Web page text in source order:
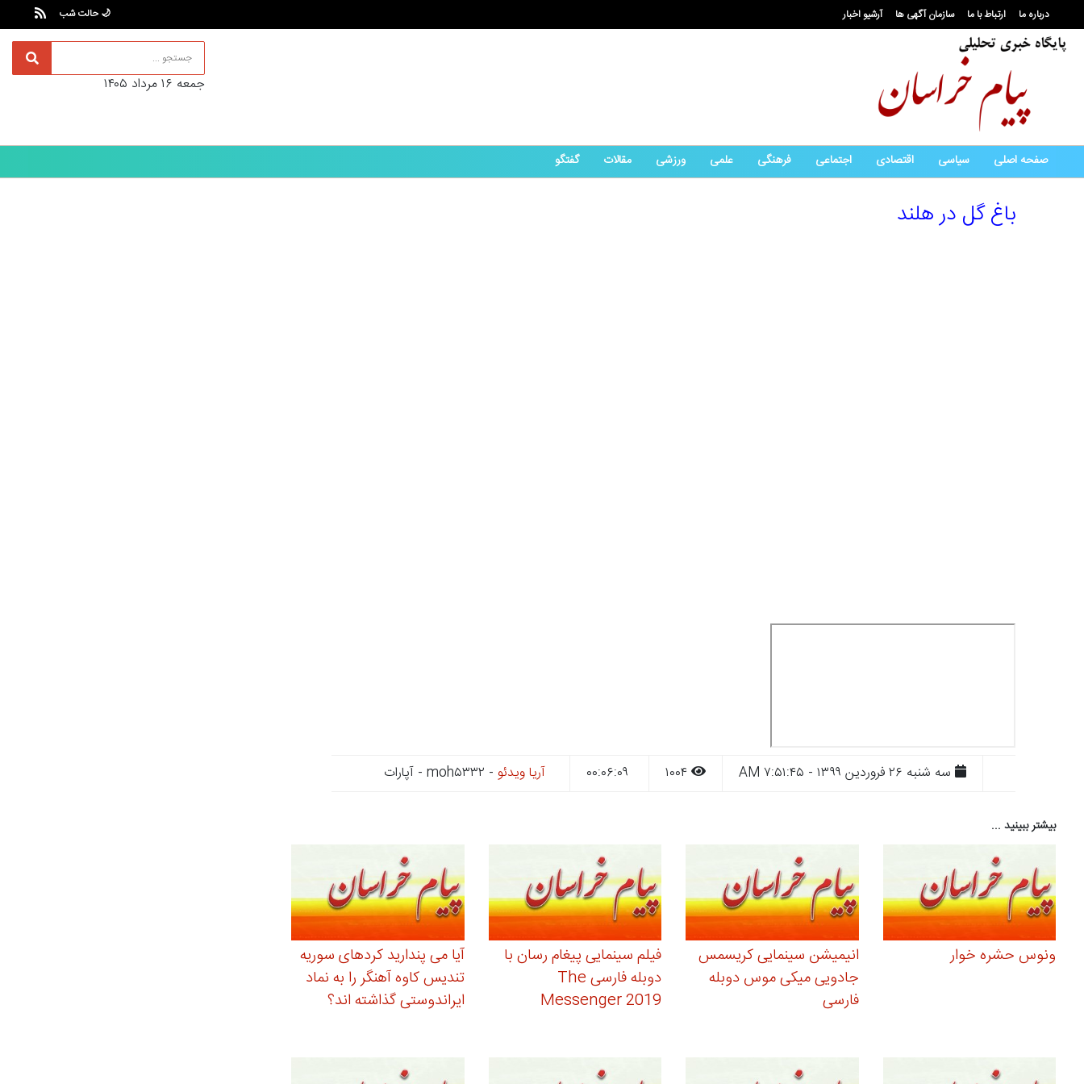
درباره ما ارتباط با ما سازمان آگهی ها آرشیو اخبار 🌙 حالت شب
جمعه ۱۶ مرداد ۱۴۰۵
صفحه اصلی سیاسی اقتصادی اجتماعی فرهنگی علمی ورزشی مقالات گفتگو
باغ گل در هلند
سه شنبه ۲۶ فروردين ۱۳۹۹ - ۷:۵۱:۴۵ AM آریا ویدئو - moh۵۳۳۲ - آپارات
بیشتر ببینید ...
ونوس حشره خوار
انیمیشن سینمایی کریسمس
جادویی میکی موس دوبله
فارسی
فیلم سینمایی پیغام رسان با
دوبله فارسی The
Messenger 2019
آیا می پندارید کردهای سوریه
تندیس کاوه آهنگر را به نماد
ایراندوستی گذاشته اند؟